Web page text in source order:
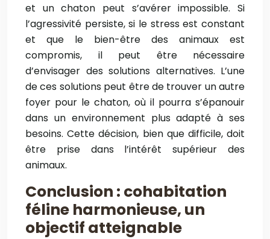
et un chaton peut s’avérer impossible. Si
l’agressivité persiste, si le stress est constant
et que le bien-être des animaux est
compromis, il peut être nécessaire
d’envisager des solutions alternatives. L’une
de ces solutions peut être de trouver un autre
foyer pour le chaton, où il pourra s’épanouir
dans un environnement plus adapté à ses
besoins. Cette décision, bien que difficile, doit
être prise dans l’intérêt supérieur des
animaux.
Conclusion : cohabitation
féline harmonieuse, un
objectif atteignable